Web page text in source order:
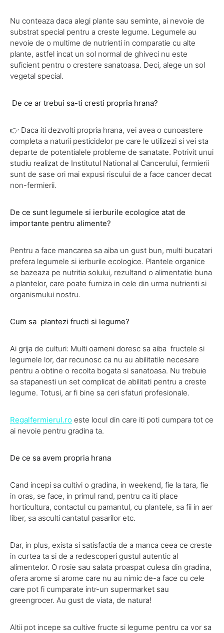
Nu conteaza daca alegi plante sau seminte, ai nevoie de
substrat special pentru a creste legume. Legumele au
nevoie de o multime de nutrienti in comparatie cu alte
plante, astfel incat un sol normal de ghiveci nu este
suficient pentru o crestere sanatoasa. Deci, alege un sol
vegetal special.
De ce ar trebui sa-ti cresti propria hrana?
👉 Daca iti dezvolti propria hrana, vei avea o cunoastere
completa a naturii pesticidelor pe care le utilizezi si vei sta
departe de potentialele probleme de sanatate. Potrivit unui
studiu realizat de Institutul National al Cancerului, fermierii
sunt de sase ori mai expusi riscului de a face cancer decat
non-fermierii.
De ce sunt legumele si ierburile ecologice atat de
importante pentru alimente?
Pentru a face mancarea sa aiba un gust bun, multi bucatari
prefera legumele si ierburile ecologice. Plantele organice
se bazeaza pe nutritia solului, rezultand o alimentatie buna
a plantelor, care poate furniza in cele din urma nutrienti si
organismului nostru.
Cum sa plantezi fructi si legume?
Ai grija de culturi: Multi oameni doresc sa aiba fructele si
legumele lor, dar recunosc ca nu au abilitatile necesare
pentru a obtine o recolta bogata si sanatoasa. Nu trebuie
sa stapanesti un set complicat de abilitati pentru a creste
legume. Totusi, ar fi bine sa ceri sfaturi profesionale.
Regalfermierul.ro este locul din care iti poti cumpara tot ce
ai nevoie pentru gradina ta.
De ce sa avem propria hrana
Cand incepi sa cultivi o gradina, in weekend, fie la tara, fie
in oras, se face, in primul rand, pentru ca iti place
horticultura, contactul cu pamantul, cu plantele, sa fii in aer
liber, sa asculti cantatul pasarilor etc.
Dar, in plus, exista si satisfactia de a manca ceea ce creste
in curtea ta si de a redescoperi gustul autentic al
alimentelor. O rosie sau salata proaspat culesa din gradina,
ofera arome si arome care nu au nimic de-a face cu cele
care pot fi cumparate intr-un supermarket sau
greengrocer. Au gust de viata, de natura!
Altii pot incepe sa cultive fructe si legume pentru ca vor sa